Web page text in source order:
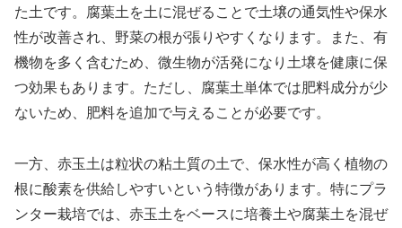
た土です。腐葉土を土に混ぜることで土壌の通気性や保水
性が改善され、野菜の根が張りやすくなります。また、有
機物を多く含むため、微生物が活発になり土壌を健康に保
つ効果もあります。ただし、腐葉土単体では肥料成分が少
ないため、肥料を追加で与えることが必要です。
一方、赤玉土は粒状の粘土質の土で、保水性が高く植物の
根に酸素を供給しやすいという特徴があります。特にプラ
ンター栽培では、赤玉土をベースに培養土や腐葉土を混ぜ